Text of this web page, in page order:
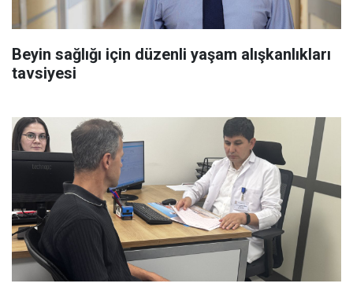
Beyin sağlığı için düzenli yaşam alışkanlıkları
tavsiyesi